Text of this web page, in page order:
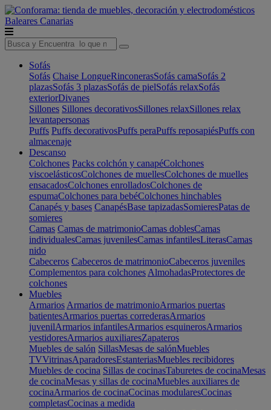
Baleares Canarias
Sofás
Sofás Chaise LongueRinconerasSofás camaSofás 2
plazasSofás 3 plazasSofás de pielSofás relaxSofás
exteriorDivanes
Sillones Sillones decorativosSillones relaxSillones relax
levantapersonas
Puffs Puffs decorativosPuffs peraPuffs reposapiésPuffs con
almacenaje
Descanso
Colchones Packs colchón y canapéColchones
viscoelásticosColchones de muellesColchones de muelles
ensacadosColchones enrolladosColchones de
espumaColchones para bebéColchones hinchables
Canapés y bases CanapésBase tapizadasSomieresPatas de
somieres
Camas Camas de matrimonioCamas doblesCamas
individualesCamas juvenilesCamas infantilesLiterasCamas
nido
Cabeceros Cabeceros de matrimonioCabeceros juveniles
Complementos para colchones AlmohadasProtectores de
colchones
Muebles
Armarios Armarios de matrimonioArmarios puertas
batientesArmarios puertas correderasArmarios
juvenilArmarios infantilesArmarios esquinerosArmarios
vestidoresArmarios auxiliaresZapateros
Muebles de salón SillasMesas de salónMuebles
TVVitrinasAparadoresEstanteriasMuebles recibidores
Muebles de cocina Sillas de cocinasTaburetes de cocinaMesas
de cocinaMesas y sillas de cocinaMuebles auxiliares de
cocinaArmarios de cocinaCocinas modularesCocinas
completasCocinas a medida